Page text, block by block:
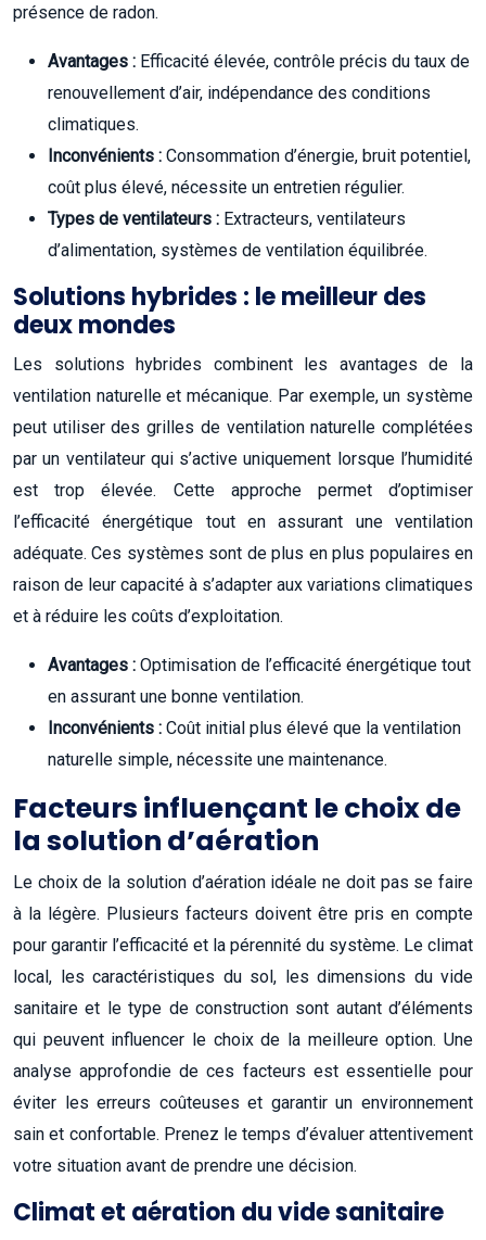
présence de radon.
Avantages : Efficacité élevée, contrôle précis du taux de
renouvellement d’air, indépendance des conditions
climatiques.
Inconvénients : Consommation d’énergie, bruit potentiel,
coût plus élevé, nécessite un entretien régulier.
Types de ventilateurs : Extracteurs, ventilateurs
d’alimentation, systèmes de ventilation équilibrée.
Solutions hybrides : le meilleur des
deux mondes
Les solutions hybrides combinent les avantages de la
ventilation naturelle et mécanique. Par exemple, un système
peut utiliser des grilles de ventilation naturelle complétées
par un ventilateur qui s’active uniquement lorsque l’humidité
est trop élevée. Cette approche permet d’optimiser
l’efficacité énergétique tout en assurant une ventilation
adéquate. Ces systèmes sont de plus en plus populaires en
raison de leur capacité à s’adapter aux variations climatiques
et à réduire les coûts d’exploitation.
Avantages : Optimisation de l’efficacité énergétique tout
en assurant une bonne ventilation.
Inconvénients : Coût initial plus élevé que la ventilation
naturelle simple, nécessite une maintenance.
Facteurs influençant le choix de
la solution d’aération
Le choix de la solution d’aération idéale ne doit pas se faire
à la légère. Plusieurs facteurs doivent être pris en compte
pour garantir l’efficacité et la pérennité du système. Le climat
local, les caractéristiques du sol, les dimensions du vide
sanitaire et le type de construction sont autant d’éléments
qui peuvent influencer le choix de la meilleure option. Une
analyse approfondie de ces facteurs est essentielle pour
éviter les erreurs coûteuses et garantir un environnement
sain et confortable. Prenez le temps d’évaluer attentivement
votre situation avant de prendre une décision.
Climat et aération du vide sanitaire